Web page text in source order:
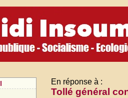
En réponse à :
Tollé général